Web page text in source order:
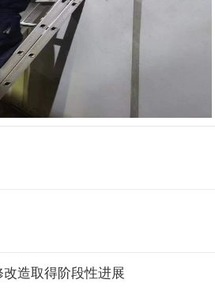
造取得阶段性进展